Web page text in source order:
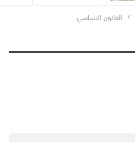
القاتون الاساسي